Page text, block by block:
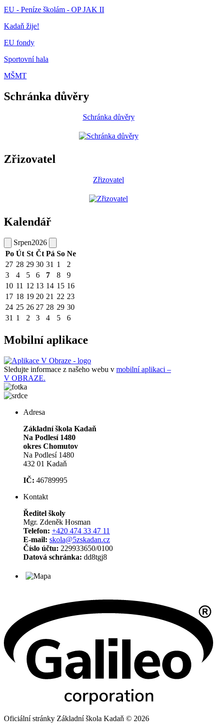
EU - Peníze školám - OP JAK II
Kadaň žije!
EU fondy
Sportovní hala
MŠMT
Schránka důvěry
Schránka důvěry
Zřizovatel
Zřizovatel
Kalendář
Srpen2026
Po Út St Čt Pá So Ne
27 28 29 30 31 1
2
3
4 5 6 7 8
9
10 11 12 13 14 15 16
17 18 19 20 21 22 23
24 25 26 27 28 29 30
31 1 2 3 4 5 6
Mobilní aplikace
Sledujte informace z našeho webu v mobilní aplikaci –
V OBRAZE.
Adresa
Základní škola Kadaň
Na Podlesí 1480
okres Chomutov
Na Podlesí 1480
432 01 Kadaň
IČ: 46789995
Kontakt
Ředitel školy
Mgr. Zdeněk Hosman
Telefon: +420 474 33 47 11
E-mail: skola@5zskadan.cz
Číslo účtu: 229933650/0100
Datová schránka: dd8tgj8
Oficiální stránky Základní škola Kadaň © 2026